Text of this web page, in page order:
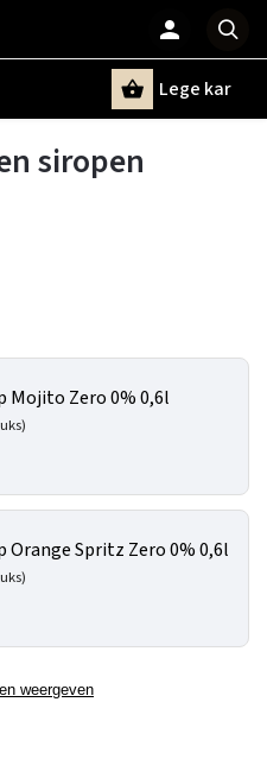
Lege kar
siropen
Mojito Zero 0% 0,6l
Orange Spritz Zero 0% 0,6l
weergeven